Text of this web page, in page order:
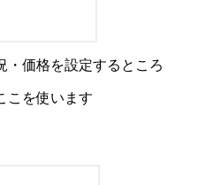
・価格を設定するところ
こを使います